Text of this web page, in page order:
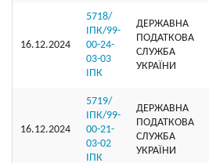
16.12.2024
5718/
ІПК/99-
00-24-
03-03
ІПК
ДЕРЖАВНА
ПОДАТКОВА
СЛУЖБА
УКРАЇНИ
16.12.2024
5719/
ІПК/99-
00-21-
03-02
ІПК
ДЕРЖАВНА
ПОДАТКОВА
СЛУЖБА
УКРАЇНИ